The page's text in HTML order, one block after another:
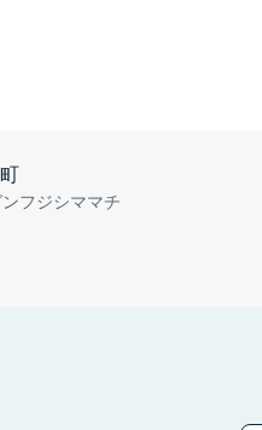
フジシママチ